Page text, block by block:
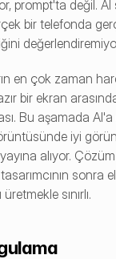
prompt'ta değil.
bir telefonda
en çok zaman
bir ekran
Bu aşamada
iyi
alıyor.
sonra
sınırlı.